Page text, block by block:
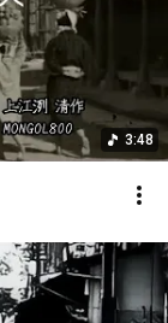
3:48